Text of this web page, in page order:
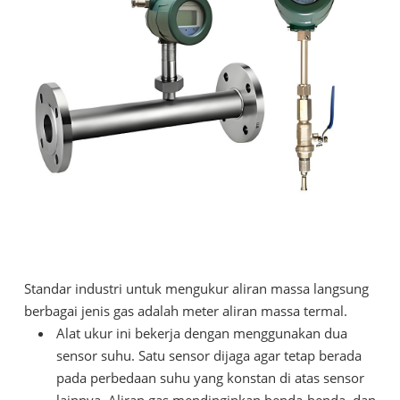
Standar industri untuk mengukur aliran massa langsung
berbagai jenis gas adalah meter aliran massa termal.
Alat ukur ini bekerja dengan menggunakan dua
sensor suhu. Satu sensor dijaga agar tetap berada
pada perbedaan suhu yang konstan di atas sensor